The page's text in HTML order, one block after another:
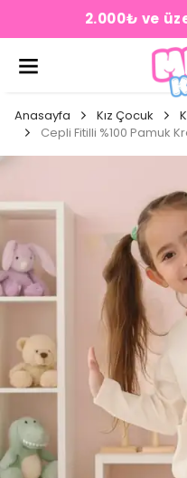
2.000₺ ve
Anasayfa Kız Çocuk
Cepli Fitilli %100 Pamuk